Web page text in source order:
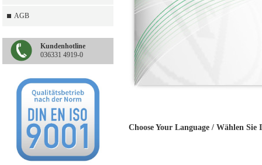
AGB
Kundenhotline
036331 4919-0
Choose Your Language /